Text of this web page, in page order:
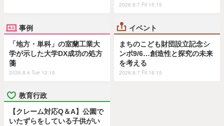
2026.8.7 Fri 15:15
事例
「地方・単科」の室蘭工業大
学が示した大学DX成功の処方
箋
2026.8.4 Tue 12:15
イベント
まちのこども財団設立記念シ
ンポ9/6…創造性と探究の未来
を考える
2026.8.7 Fri 16:15
教育行政
【クレーム対応Q＆A】公園で
いたずらをしている子供がい